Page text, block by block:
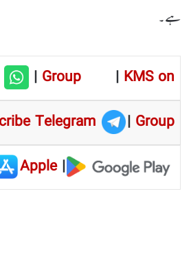
ہے۔
|Group | KMS on
Telegram
| Group
|
Apple